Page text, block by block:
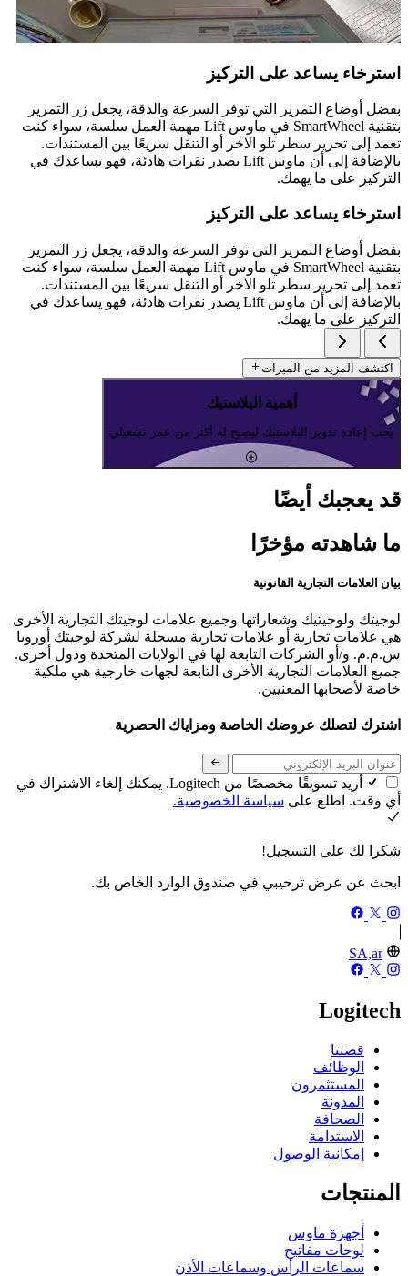
استرخاء يساعد على التركيز
بفضل أوضاع التمرير التي توفر السرعة والدقة، يجعل زر التمرير
بتقنية SmartWheel في ماوس Lift مهمة العمل سلسة، سواء كنت
تعمد إلى تحرير سطر تلو الآخر أو التنقل سريعًا بين المستندات.
بالإضافة إلى أن ماوس Lift يصدر نقرات هادئة، فهو يساعدك في
التركيز على ما يهمك.
استرخاء يساعد على التركيز
بفضل أوضاع التمرير التي توفر السرعة والدقة، يجعل زر التمرير
بتقنية SmartWheel في ماوس Lift مهمة العمل سلسة، سواء كنت
تعمد إلى تحرير سطر تلو الآخر أو التنقل سريعًا بين المستندات.
بالإضافة إلى أن ماوس Lift يصدر نقرات هادئة، فهو يساعدك في
التركيز على ما يهمك.
اكتشف المزيد من الميزات
أهمية البلاستيك
يجب إعادة تدوير البلاستيك ليصبح له أكثر من عمر تشغيلي
قد يعجبك أيضًا
ما شاهدته مؤخرًا
بيان العلامات التجارية القانونية
لوجيتك ولوجيتيك وشعاراتها وجميع علامات لوجيتك التجارية الأخرى
هي علامات تجارية أو علامات تجارية مسجلة لشركة لوجيتك أوروبا
ش.م.م. و/أو الشركات التابعة لها في الولايات المتحدة ودول أخرى.
جميع العلامات التجارية الأخرى التابعة لجهات خارجية هي ملكية
خاصة لأصحابها المعنيين.
اشترك لتصلك عروضك الخاصة ومزاياك الحصرية
أريد تسويقًا مخصصًا من Logitech. يمكنك إلغاء الاشتراك في
أي وقت. اطلع على سياسة الخصوصية.
شكرا لك على التسجيل!
ابحث عن عرض ترحيبي في صندوق الوارد الخاص بك.
SA,ar
Logitech
قصتنا
الوظائف
المستثمرون
المدونة
الصحافة
الاستدامة
إمكانية الوصول
المنتجات
أجهزة ماوس
لوحات مفاتيح
سماعات الرأس وسماعات الأذن